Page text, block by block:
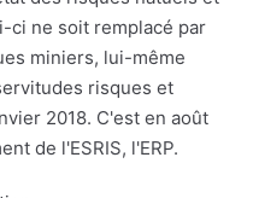
ci ne soit remplacé par
miniers, lui-même
risques et
2018. C'est en août
de l'ESRIS, l'ERP.